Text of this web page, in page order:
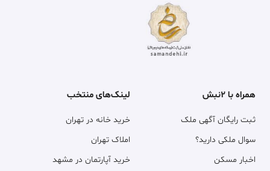
همراه با ۲نبش
ثبت رایگان آگهی ملک
سوال ملکی دارید؟
اخبار مسکن
لینک‌های منتخب
خرید خانه در تهران
املاک تهران
خرید آپارتمان در مشهد